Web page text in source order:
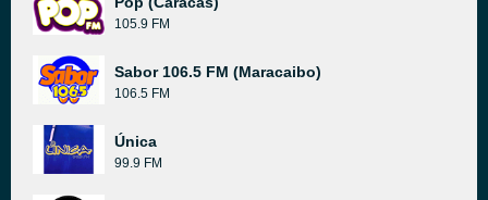
105.9 FM
Sabor 106.5 FM (Maracaibo)
106.5 FM
Única
99.9 FM